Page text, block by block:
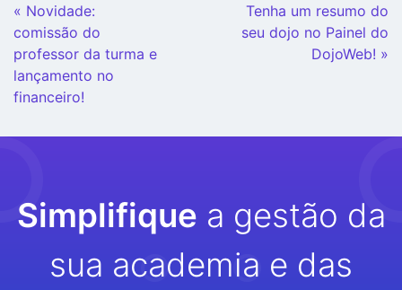
Continue
Lendo
« Novidade:
comissão do
professor da turma e
lançamento no
financeiro!
Tenha um resumo do
seu dojo no Painel do
DojoWeb! »
Simplifique a gestão da
sua academia e das